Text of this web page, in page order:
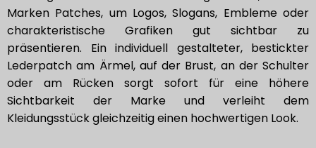
Marken Patches, um Logos, Slogans, Embleme oder
charakteristische Grafiken gut sichtbar zu
präsentieren. Ein individuell gestalteter, bestickter
Lederpatch am Ärmel, auf der Brust, an der Schulter
oder am Rücken sorgt sofort für eine höhere
Sichtbarkeit der Marke und verleiht dem
Kleidungsstück gleichzeitig einen hochwertigen Look.